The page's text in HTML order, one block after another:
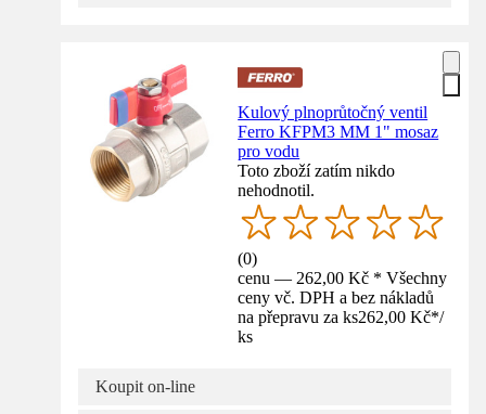
Kulový plnoprůtočný ventil
Ferro KFPM3 MM 1" mosaz
pro vodu
Toto zboží zatím nikdo
nehodnotil.
(0)
cenu — 262,00 Kč * Všechny
ceny vč. DPH a bez nákladů
na přepravu za ks262,00 Kč*/
ks
Koupit on-line